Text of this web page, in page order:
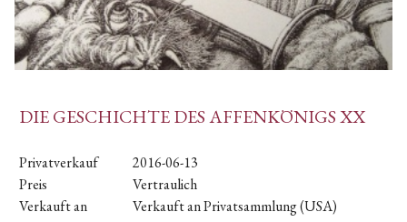
DIE GESCHICHTE DES AFFENKÖNIGS XX
Privatverkauf
2016-06-13
Preis
Vertraulich
Verkauft an
Verkauft an Privatsammlung (USA)